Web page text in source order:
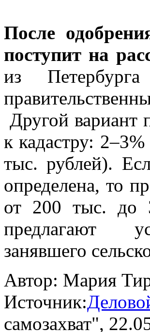
После
поступит на
из
Другой
к кадастру:
тыс. рублей).
определена, то
от 200 тыс. до
предлагают
занявшего
Автор: Мария
Источник:
самозахват",